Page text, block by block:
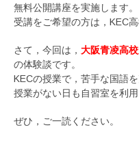
無料公開講座を実施します。
受講をご希望の方は，KEC
さて，今回は， 大阪青凌高
の体験談です。
KECの授業で，苦手な国語を
授業がない日も自習室を利
ぜひ，ご一読ください。